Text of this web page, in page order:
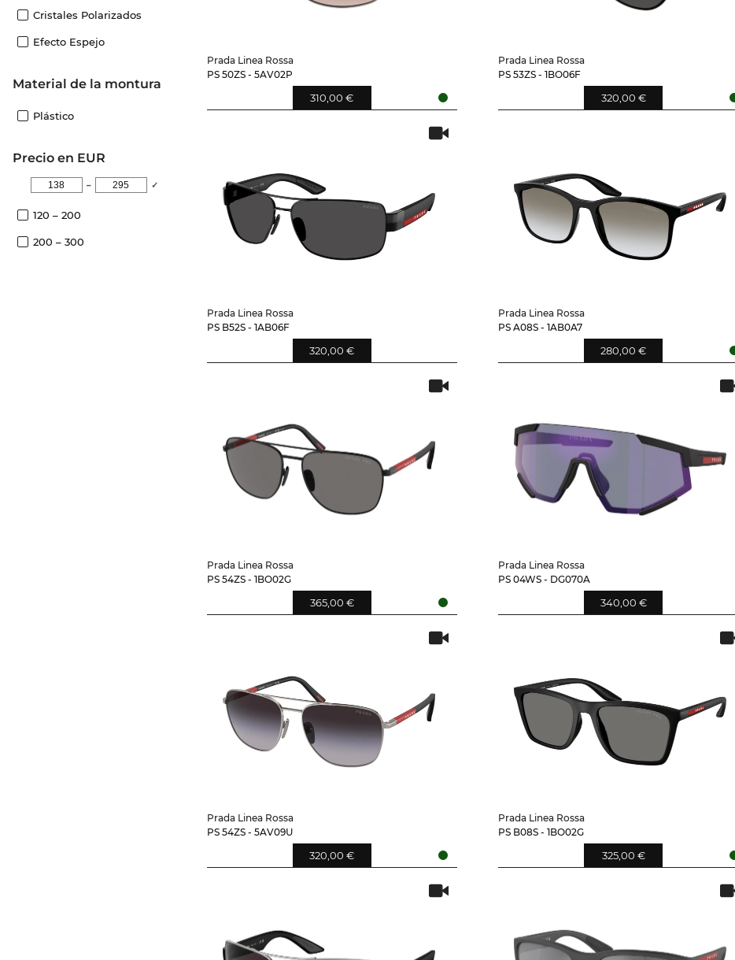
Cristales Polarizados
Efecto Espejo
Material de la montura
Plástico
Precio en EUR
– ✓
120 – 200
200 – 300
Prada Linea Rossa
PS 50ZS - 5AV02P
310,00 €
Prada Linea Rossa
PS 53ZS - 1BO06F
320,00 €
Prada Linea Rossa
PS B52S - 1AB06F
320,00 €
Prada Linea Rossa
PS A08S - 1AB0A7
280,00 €
Prada Linea Rossa
PS 54ZS - 1BO02G
365,00 €
Prada Linea Rossa
PS 04WS - DG070A
340,00 €
Prada Linea Rossa
PS 54ZS - 5AV09U
320,00 €
Prada Linea Rossa
PS B08S - 1BO02G
325,00 €